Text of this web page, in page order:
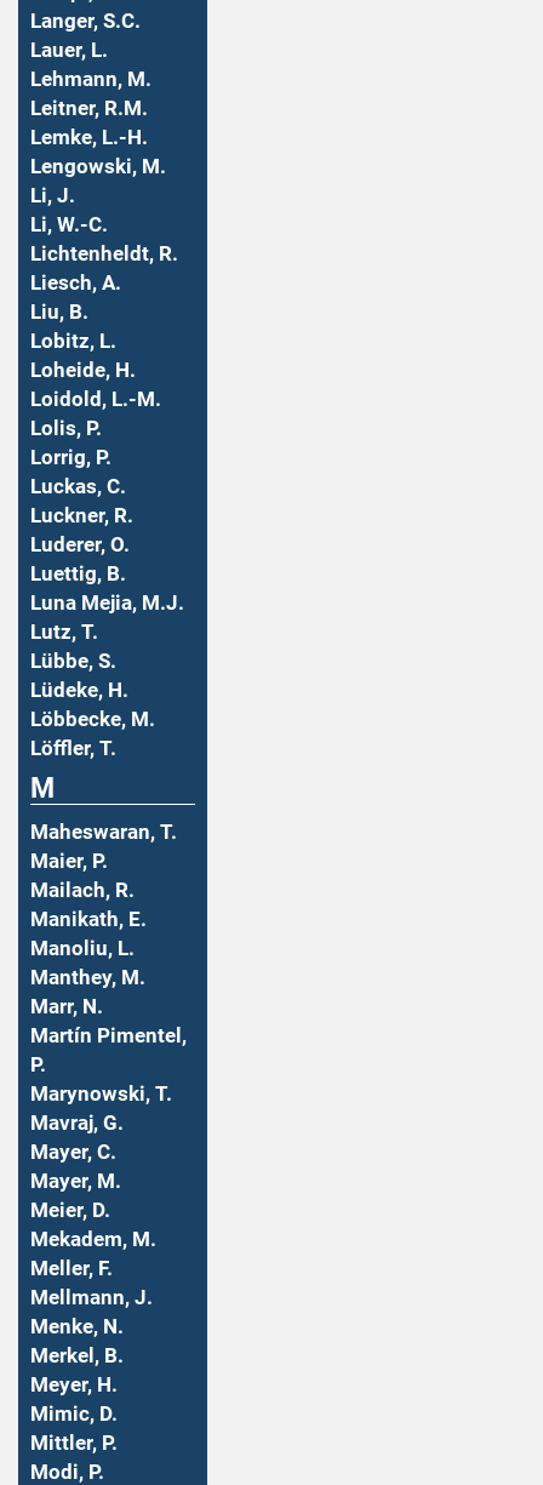
Langer, S.C.
Lauer, L.
Lehmann, M.
Leitner, R.M.
Lemke, L.-H.
Lengowski, M.
Li, J.
Li, W.-C.
Lichtenheldt, R.
Liesch, A.
Liu, B.
Lobitz, L.
Loheide, H.
Loidold, L.-M.
Lolis, P.
Lorrig, P.
Luckas, C.
Luckner, R.
Luderer, O.
Luettig, B.
Luna Mejia, M.J.
Lutz, T.
Lübbe, S.
Lüdeke, H.
Löbbecke, M.
Löffler, T.
M
Maheswaran, T.
Maier, P.
Mailach, R.
Manikath, E.
Manoliu, L.
Manthey, M.
Marr, N.
Martín Pimentel,
P.
Marynowski, T.
Mavraj, G.
Mayer, C.
Mayer, M.
Meier, D.
Mekadem, M.
Meller, F.
Mellmann, J.
Menke, N.
Merkel, B.
Meyer, H.
Mimic, D.
Mittler, P.
Modi, P.